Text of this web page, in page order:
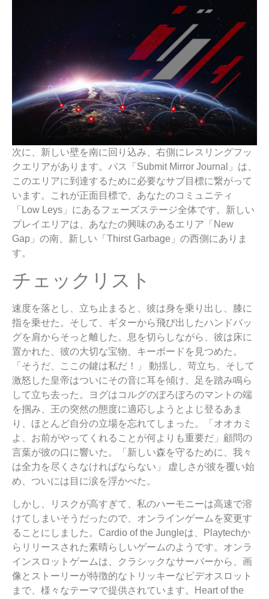
次に、新しい壁を南に回り込み、右側にレスリングフッ
クエリアがあります。パス「Submit Mirror Journal」は、
このエリアに到達するために必要なサブ目標に繋がって
います。これが正面目標で、あなたのコミュニティ
「Low Leys」にあるフェーズステージ全体です。新しい
プレイエリアは、あなたの興味のあるエリア「New
Gap」の南、新しい「Thirst Garbage」の西側にありま
す。
チェックリスト
速度を落とし、立ち止まると、彼は身を乗り出し、膝に
指を乗せた。そして、ギターから飛び出したハンドバッ
グを肩からそっと離した。息を切らしながら、彼は床に
置かれた、彼の大切な宝物、キーボードを見つめた。
「そうだ、ここの鍵は私だ！」 動揺し、苛立ち、そして
激怒した皇帝はついにその音に耳を傾け、足を踏み鳴ら
して立ち去った。ヨグはコルグのぼろぼろのマントの端
を掴み、王の突然の態度に適応しようとよじ登るあま
り、ほとんど自分の立場を忘れてしまった。「オオカミ
よ、お前がやってくれることが何よりも重要だ」顧問の
言葉が彼の口に響いた。「新しい森を守るために、我々
は全力を尽くさなければならない」 虚しさが彼を覆い始
め、ついには目に涙を浮かべた。
しかし、リスクが高すぎて、私のハーモニーは高速で溶
けてしまいそうだったので、オンラインゲームを変更す
ることにしました。Cardio of the Jungleは、Playtechか
らリリースされた素晴らしいゲームのようです。オンラ
インスロットゲームは、クラシックなサーバーから、画
像とストーリーが特徴的なトリッキーなビデオスロット
まで、様々なテーマで提供されています。Heart of the